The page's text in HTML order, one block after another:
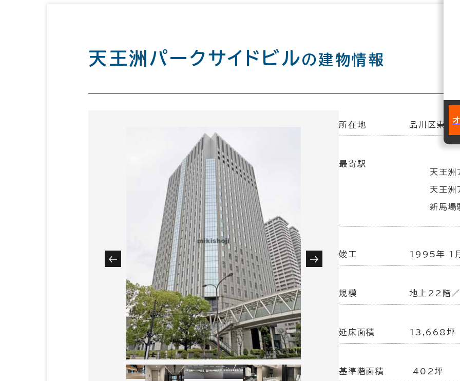
天王洲パークサイドビルの建物情報
所在地 品川区東
最寄駅
天王洲
天王洲
新馬
竣工 1995年 1月
規模 地上22階
延床面積 13,668坪
基準階面積 402坪